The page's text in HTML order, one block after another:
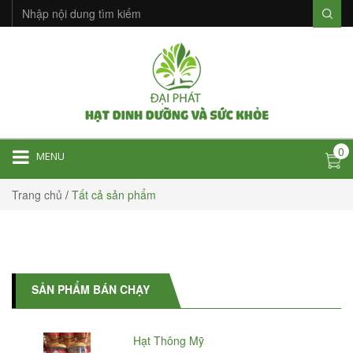
MENU 0
Trang chủ / Tất cả sản phẩm
SẢN PHẨM BÁN CHẠY